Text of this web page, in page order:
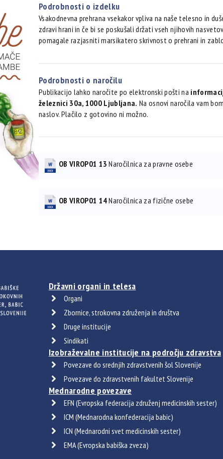
Podrobnosti o izdelku
Vsakodnevna prehrana vsekakor vpliva na naše telesno in
zdravi hrani in če bi se poskušali držati vseh njihovih
pomagale razjasniti marsikatero skrivnost o prehrani in
Podrobnosti o naročilu
Publikacijo lahko naročite po elektronski pošti na
železnici 30a, 1000 Ljubljana. Na osnovi naročila vam
naslov. Plačilo z gotovino ni možno.
OB VIROP01 13 Naročilnica za pravne osebe
OB VIROP01 14Naročilnica za fizične osebe
Državni organi in telesa
Organi
Zbornice, strokovna združenja in društva
Druge institucije
Sindikati
Izobraževalne institucije na področju zdravstva
Povezave do srednjih zdravstvenih šol Slovenije
Povezave do zdravstvenih fakultet Slovenije
Mednarodne povezave
EFN (Evropska federacija združenj medicinskih sester)
ICM (Mednarodna konfederacija babic)
ICN (Mednarodni svet medicinskih sester)
EMA (Evropska babiška zveza)